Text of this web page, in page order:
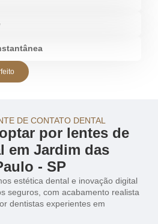
DE CONTATO DENTAL
por lentes de
em Jardim das
- SP
estética dental e inovação digital
seguros, com acabamento realista
dentistas experientes em